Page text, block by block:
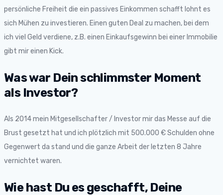
persönliche Freiheit die ein passives Einkommen schafft lohnt es
sich Mühen zu investieren. Einen guten Deal zu machen, bei dem
ich viel Geld verdiene, z.B. einen Einkaufsgewinn bei einer Immobilie
gibt mir einen Kick.
Was war Dein schlimmster Moment
als Investor?
Als 2014 mein Mitgesellschafter / Investor mir das Messe auf die
Brust gesetzt hat und ich plötzlich mit 500.000 € Schulden ohne
Gegenwert da stand und die ganze Arbeit der letzten 8 Jahre
vernichtet waren.
Wie hast Du es geschafft, Deine